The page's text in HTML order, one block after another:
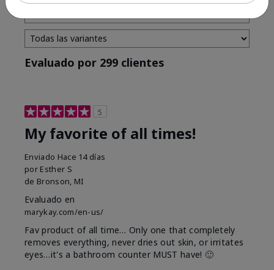
piel
Evaluado por 299 clientes
5
My favorite of all times!
Enviado Hace 14 días
por Esther S
de Bronson, MI
Evaluado en
marykay.com/en-us/
Fav product of all time… Only one that completely
removes everything, never dries out skin, or irritates
eyes…it's a bathroom counter MUST have! 🙂